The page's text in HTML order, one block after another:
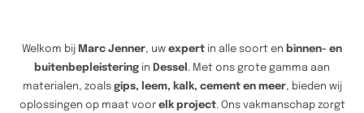
Welkom bij Marc Jenner, uw expert in alle soort en binnen- en
buitenbepleistering in Dessel . Met ons grote gamma aan
materialen, zoals gips, leem, kalk, cement en meer, bieden wij
oplossingen op maat voor elk project. Ons vakmanschap zorgt